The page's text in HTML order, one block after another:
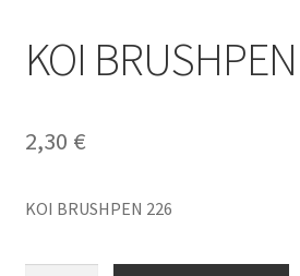
KOI
2,30 €
KOI BRUSHPEN 226